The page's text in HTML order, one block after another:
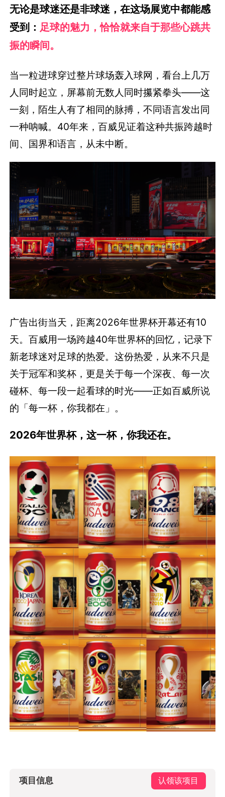
无论是球迷还是非球迷，在这场展览中都能感
受到： 足球的魅力，恰恰就来自于那些心跳共
振的瞬间。
当一粒进球穿过整片球场轰入球网，看台上几万
人同时起立，屏幕前无数人同时攥紧拳头——这
一刻，陌生人有了相同的脉搏，不同语言发出同
一种呐喊。40年来，百威见证着这种共振跨越时
间、国界和语言，从未中断。
广告出街当天，距离2026年世界杯开幕还有10
天。百威用一场跨越40年世界杯的回忆，记录下
新老球迷对足球的热爱。这份热爱，从来不只是
关于冠军和奖杯，更是关于每一个深夜、每一次
碰杯、每一段一起看球的时光——正如百威所说
的「每一杯，你我都在」。
2026年世界杯，这一杯，你我还在。
项目信息 认领该项目